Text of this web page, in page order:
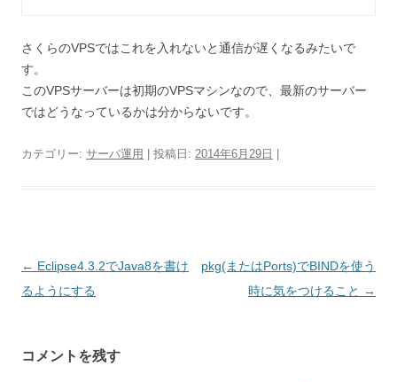
さくらのVPSではこれを入れないと通信が遅くなるみたいで
す。
このVPSサーバーは初期のVPSマシンなので、最新のサーバー
ではどうなっているかは分からないです。
カテゴリー: サーバ運用 | 投稿日: 2014年6月29日
投
稿
ゲ
← Eclipse4.3.2でJava8を書け
るようにする
pkg(またはPorts)でBINDを使う
時に気をつけること →
コメントを残す